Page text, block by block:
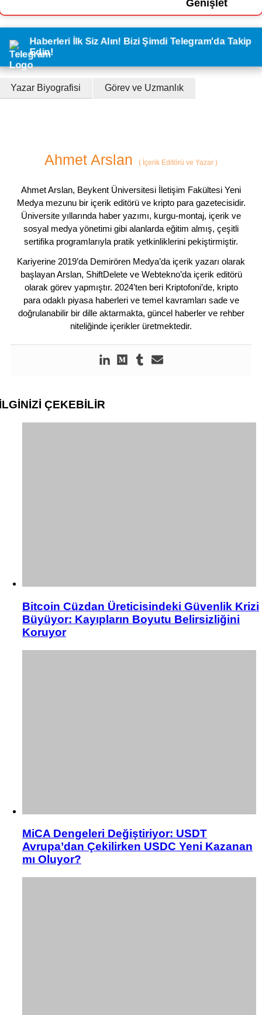
Haberleri İlk Siz Alın! Bizi Şimdi Telegram'da Takip
Edin!
Yazar Biyografisi Görev ve Uzmanlık
Ahmet Arslan ( İçerik Editörü ve Yazar )
Ahmet Arslan, Beykent Üniversitesi İletişim Fakültesi Yeni
Medya mezunu bir içerik editörü ve kripto para gazetecisidir.
Üniversite yıllarında haber yazımı, kurgu-montaj, içerik ve
sosyal medya yönetimi gibi alanlarda eğitim almış, çeşitli
sertifika programlarıyla pratik yetkinliklerini pekiştirmiştir.
Kariyerine 2019’da Demirören Medya’da içerik yazarı olarak
başlayan Arslan, ShiftDelete ve Webtekno’da içerik editörü
olarak görev yapmıştır. 2024’ten beri Kriptofoni’de, kripto
para odaklı piyasa haberleri ve temel kavramları sade ve
doğrulanabilir bir dille aktarmakta, güncel haberler ve rehber
niteliğinde içerikler üretmektedir.
ÇEKEBİLİR
Bitcoin Cüzdan Üreticisindeki Güvenlik Krizi
Büyüyor: Kayıpların Boyutu Belirsizliğini
Koruyor
MiCA Dengeleri Değiştiriyor: USDT
Avrupa’dan Çekilirken USDC Yeni Kazanan
mı Oluyor?